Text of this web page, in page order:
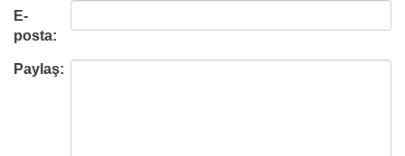
E-
posta:
Paylaş: